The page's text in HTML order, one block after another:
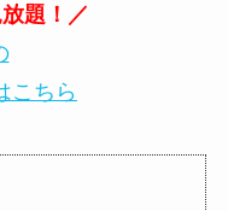
題！／
こちら